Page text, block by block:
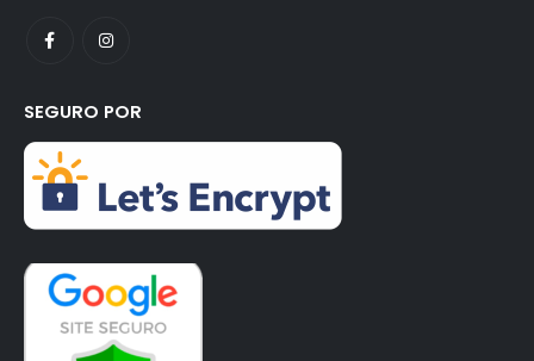
SEGURO POR